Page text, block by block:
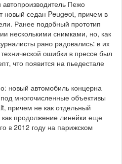
Пежо
новый седан Peugeot, причем в
Ранее подобный прототип
несколькими снимками, но, как
рано радовались: в их
ошибки в прессе был
что появится на пьедестале
новый автомобиль концерна
многочисленные объективы
причем не как отдельный
продолжение линейки еще
в 2012 году на парижском